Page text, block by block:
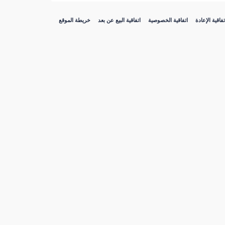
خريطة الموقع اتفاقية البيع عن بعد اتفاقية الخصوصية الإعادة